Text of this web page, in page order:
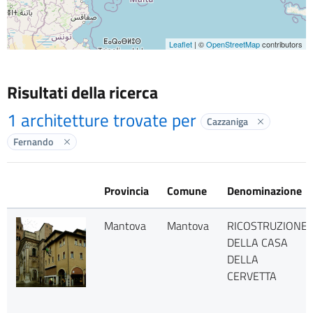
Leaflet | ©OpenStreetMapcontributors
Risultati della ricerca
1 architetture trovate per Cazzaniga Elimina
Fernando Elimina label
Provincia Comune Denominazione
Mantova Mantova
RICOSTRUZIONE
DELLA CASA
DELLA
CERVETTA